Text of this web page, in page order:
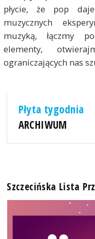
płycie, że pop
muzycznych
muzyką, łączmy
elementy,
ograniczających nas
Płyta tygodnia
ARCHIWUM
Szczecińska Lista